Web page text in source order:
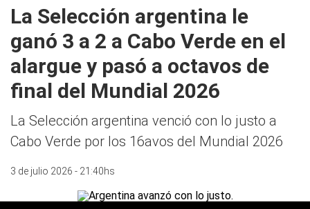
La Selección argentina le
ganó 3 a 2 a Cabo Verde en el
alargue y pasó a octavos de
final del Mundial 2026
La Selección argentina venció con lo justo a
Cabo Verde por los 16avos del Mundial 2026
3 de julio 2026 - 21:40hs